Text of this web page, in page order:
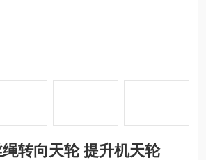
矿用引导钢丝绳转向天轮 提升机天轮